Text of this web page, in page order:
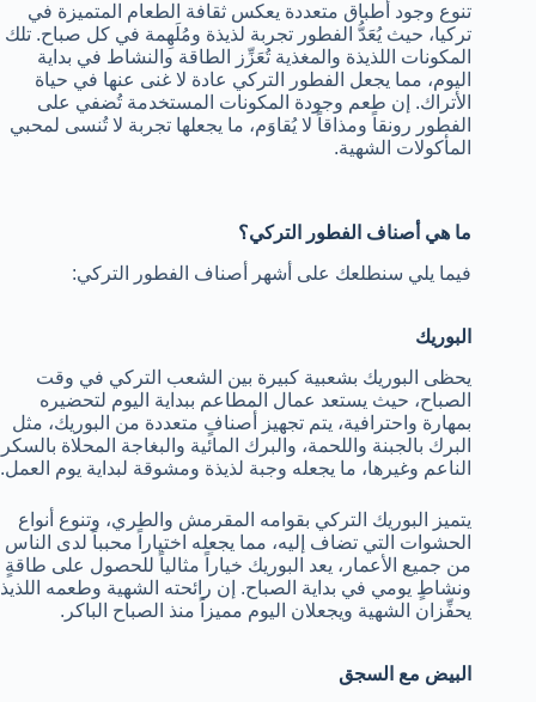
تنوع وجود أطباق متعددة يعكس ثقافة الطعام المتميزة في
تركيا، حيث يُعَدُّ الفطور تجربة لذيذة ومُلَهِمة في كل صباح. تلك
المكونات اللذيذة والمغذية تُعَزِّز الطاقة والنشاط في بداية
اليوم، مما يجعل الفطور التركي عادة لا غنى عنها في حياة
الأتراك. إن طعم وجودة المكونات المستخدمة تُضفي على
الفطور رونقاً ومذاقاً لا يُقاوَم، ما يجعلها تجربة لا تُنسى لمحبي
المأكولات الشهية.
ما هي أصناف الفطور التركي؟
فيما يلي سنطلعك على أشهر أصناف الفطور التركي:
البوريك
يحظى البوريك بشعبية كبيرة بين الشعب التركي في وقت
الصباح، حيث يستعد عمال المطاعم ببداية اليوم لتحضيره
بمهارة واحترافية، يتم تجهيز أصنافٍ متعددة من البوريك، مثل
البرك بالجبنة واللحمة، والبرك المائية والبغاجة المحلاة بالسكر
الناعم وغيرها، ما يجعله وجبة لذيذة ومشوقة لبداية يوم العمل.
يتميز البوريك التركي بقوامه المقرمش والطري، وتنوع أنواع
الحشوات التي تضاف إليه، مما يجعله اختياراً محبباً لدى الناس
من جميع الأعمار، يعد البوريك خياراً مثالياً للحصول على طاقةٍ
ونشاطٍ يومي في بداية الصباح. إن رائحته الشهية وطعمه اللذيذ
يحفِّزان الشهية ويجعلان اليوم مميزاً منذ الصباح الباكر.
البيض مع السجق